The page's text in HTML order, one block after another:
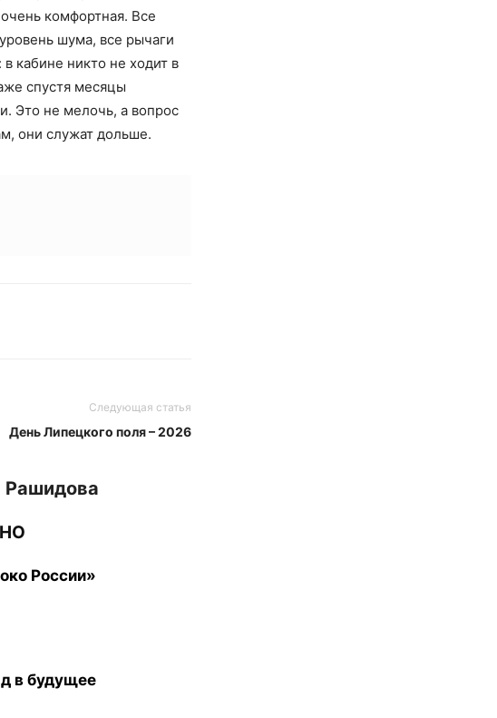
комфортная. Все
шума, все рычаги
кабине никто не ходит в
спустя месяцы
Это не мелочь, а вопрос
они служат дольше.
Следующая статья
День Липецкого поля – 2026
Рашидова
России»
в будущее